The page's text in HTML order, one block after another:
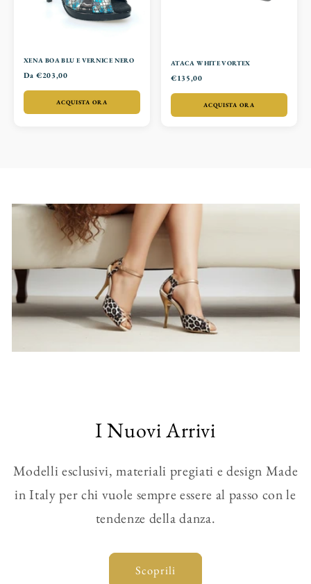
XENA BOA BLU E VERNICE NERO
Da €203,00
ACQUISTA ORA
ATACA WHITE VORTEX
€135,00
ACQUISTA ORA
I Nuovi Arrivi
Modelli esclusivi, materiali pregiati e design Made
in Italy per chi vuole sempre essere al passo con le
tendenze della danza.
Scoprili